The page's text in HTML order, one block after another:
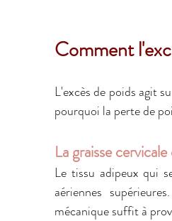
Comment
L'excès de poids agit
pourquoi la perte de
La graisse
Le tissu adipeux qui
aériennes
mécanique suffit à